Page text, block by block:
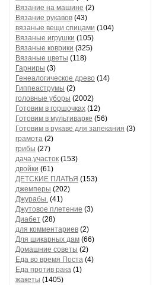
Вязание на машине (2)
Вязание рукавов (43)
вязаные вещи спицами (104)
Вязаные игрушки (105)
Вязаные коврики (325)
Вязаные цветы (118)
Гарниры (3)
Генеалогическое древо (14)
Гиппеаструмы (2)
головные уборы (2002)
Готовим в горшочках (12)
Готовим в мультиварке (56)
Готовим в рукаве для запекания (3)
грамота (2)
грибы (27)
дача.участок (153)
двойки (61)
ДЕТСКИЕ ПЛАТЬЯ (153)
джемперы (202)
Джурабы. (41)
Джутовое плетение (3)
Диабет (28)
для комментариев (2)
Для шикарных дам (66)
Домашние советы (2)
Еда во время Поста (4)
Еда против рака (1)
жакеты (1405)